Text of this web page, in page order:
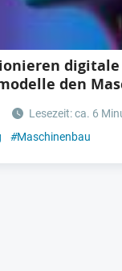
digitale
den
Lesezeit: ca. 6
#Maschinenbau